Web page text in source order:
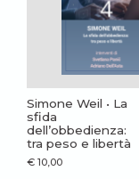
Simone Weil • La
sfida
dell’obbedienza:
tra peso e libertà
€ 10,00